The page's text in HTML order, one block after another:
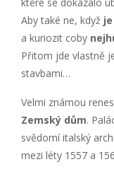
které se dokázalo
Aby také ne, když
a kuriozit coby
Přitom jde vlastně
stavbami…
Velmi známou
Zemský dům.
svědomí italský
mezi léty 1557 a